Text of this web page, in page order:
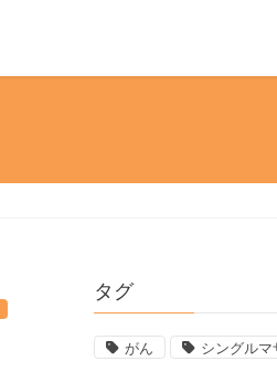
タグ
がん シングルマ